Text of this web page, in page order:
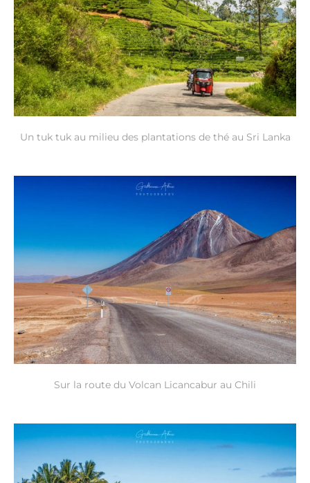
Un tuk tuk au milieu des plantations de thé au Sri Lanka
Sur la route du Volcan Licancabur au Chili